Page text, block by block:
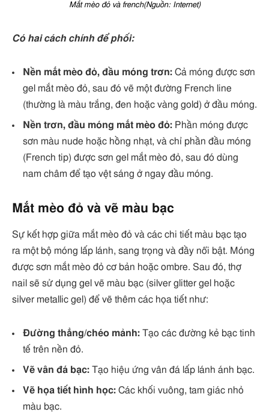
Mắt mèo đỏ và french(Nguồn: Internet)
Có hai cách chính để phối:
Nền mắt mèo đỏ, đầu móng trơn: Cả móng được sơn
gel mắt mèo đỏ, sau đó vẽ một đường French line
(thường là màu trắng, đen hoặc vàng gold) ở đầu móng.
Nền trơn, đầu móng mắt mèo đỏ: Phần móng được
sơn màu nude hoặc hồng nhạt, và chỉ phần đầu móng
(French tip) được sơn gel mắt mèo đỏ, sau đó dùng
nam châm để tạo vệt sáng ở ngay đầu móng.
Mắt mèo đỏ và vẽ màu bạc
Sự kết hợp giữa mắt mèo đỏ và các chi tiết màu bạc tạo
ra một bộ móng lấp lánh, sang trọng và đầy nổi bật. Móng
được sơn mắt mèo đỏ cơ bản hoặc ombre. Sau đó, thợ
nail sẽ sử dụng gel vẽ màu bạc (silver glitter gel hoặc
silver metallic gel) để vẽ thêm các họa tiết như:
Đường thẳng/chéo mảnh: Tạo các đường kẻ bạc tinh
tế trên nền đỏ.
Vẽ vân đá bạc: Tạo hiệu ứng vân đá lấp lánh ánh bạc.
Vẽ họa tiết hình học: Các khối vuông, tam giác nhỏ
màu bạc.